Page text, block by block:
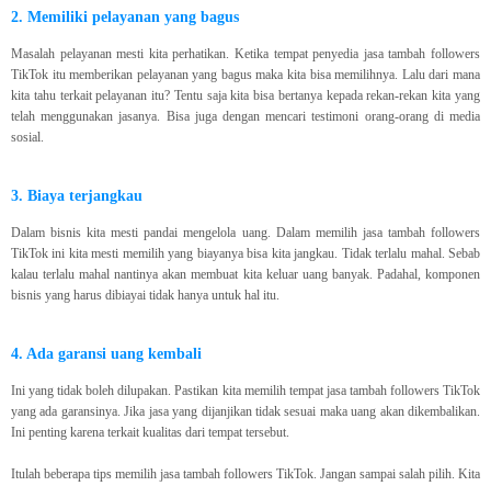
2. Memiliki pelayanan yang bagus
Masalah pelayanan mesti kita perhatikan. Ketika tempat penyedia jasa tambah followers
TikTok itu memberikan pelayanan yang bagus maka kita bisa memilihnya. Lalu dari mana
kita tahu terkait pelayanan itu? Tentu saja kita bisa bertanya kepada rekan-rekan kita yang
telah menggunakan jasanya. Bisa juga dengan mencari testimoni orang-orang di media
sosial.
3. Biaya terjangkau
Dalam bisnis kita mesti pandai mengelola uang. Dalam memilih jasa tambah followers
TikTok ini kita mesti memilih yang biayanya bisa kita jangkau. Tidak terlalu mahal. Sebab
kalau terlalu mahal nantinya akan membuat kita keluar uang banyak. Padahal, komponen
bisnis yang harus dibiayai tidak hanya untuk hal itu.
4. Ada garansi uang kembali
Ini yang tidak boleh dilupakan. Pastikan kita memilih tempat jasa tambah followers TikTok
yang ada garansinya. Jika jasa yang dijanjikan tidak sesuai maka uang akan dikembalikan.
Ini penting karena terkait kualitas dari tempat tersebut.
Itulah beberapa tips memilih jasa tambah followers TikTok. Jangan sampai salah pilih. Kita